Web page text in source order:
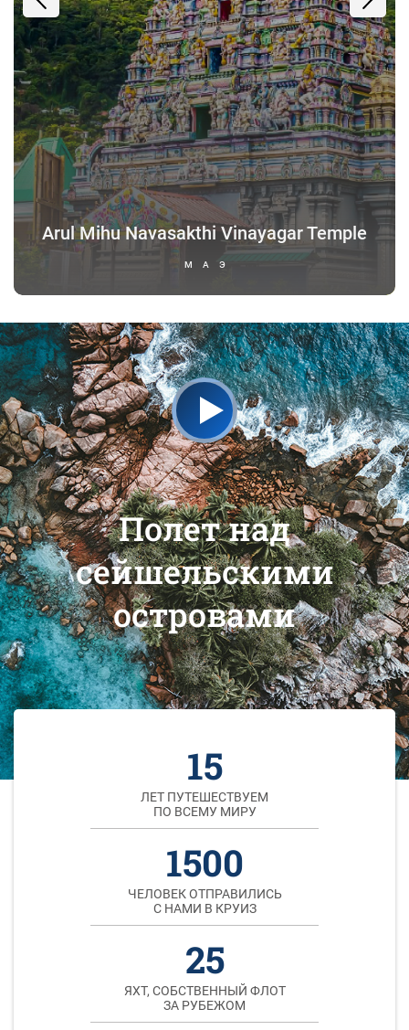
Arul Mihu Navasakthi Vinayagar Temple
МАЭ
Полет над
сейшельскими
островами
15
ЛЕТ ПУТЕШЕСТВУЕМ
ПО ВСЕМУ МИРУ
1500
ЧЕЛОВЕК ОТПРАВИЛИСЬ
С НАМИ В КРУИЗ
25
ЯХТ, СОБСТВЕННЫЙ ФЛОТ
ЗА РУБЕЖОМ